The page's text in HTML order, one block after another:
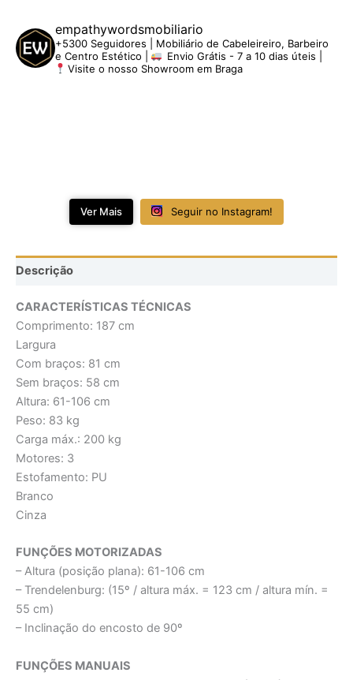
empathywordsmobiliario
+5300 Seguidores | Mobiliário de Cabeleireiro, Barbeiro
e Centro Estético |
Envio Grátis - 7 a 10 dias úteis |
Visite o nosso Showroom em Braga
Ver Mais Seguir no Instagram!
Descrição
CARACTERÍSTICAS TÉCNICAS
Comprimento: 187 cm
Largura
Com braços: 81 cm
Sem braços: 58 cm
Altura: 61-106 cm
Peso: 83 kg
Carga máx.: 200 kg
Motores: 3
Estofamento: PU
Branco
Cinza
FUNÇÕES MOTORIZADAS
– Altura (posição plana): 61-106 cm
– Trendelenburg: (15º / altura máx. = 123 cm / altura mín. =
55 cm)
– Inclinação do encosto de 90º
FUNÇÕES MANUAIS